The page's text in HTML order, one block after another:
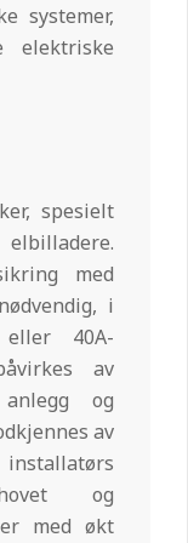
systemer,
spesielt
med
i
40A-
av
anlegg og
av
og
med økt